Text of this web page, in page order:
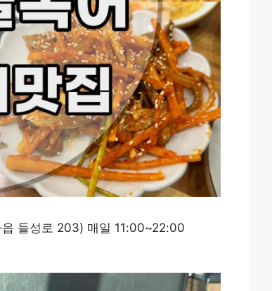
들성로 203) 매일 11:00~22:00